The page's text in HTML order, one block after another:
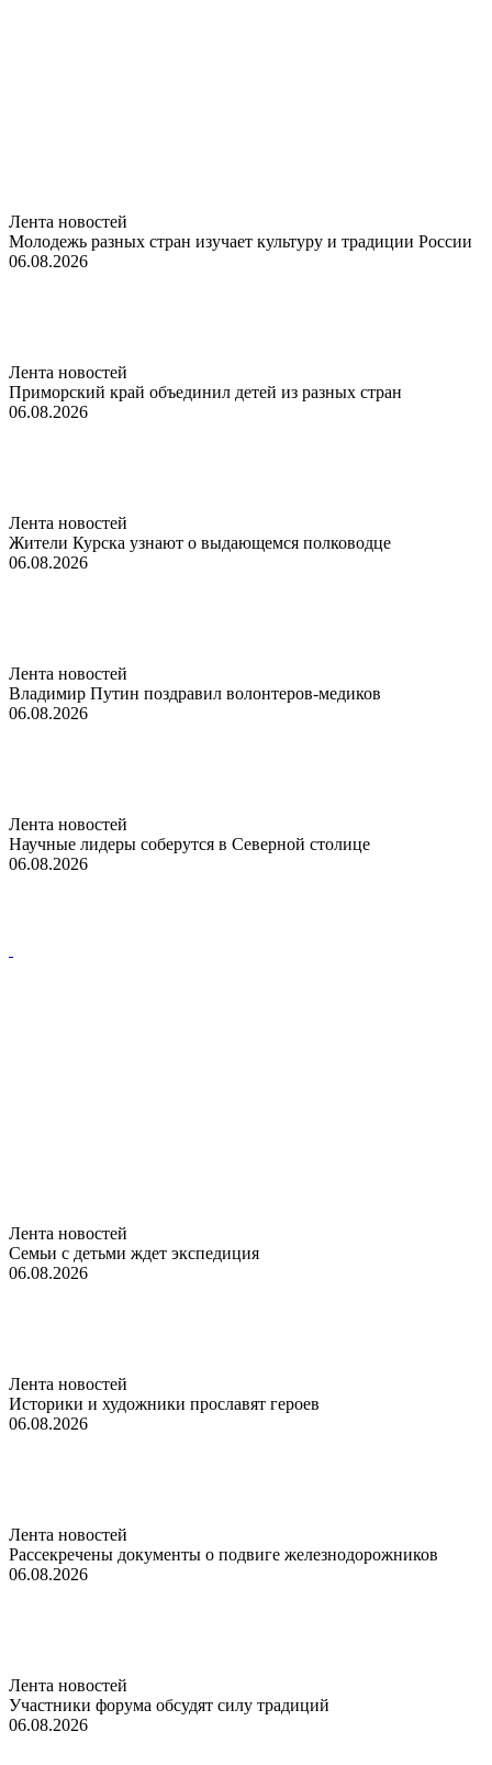
Лента новостей
Молодежь разных стран изучает культуру и традиции России
06.08.2026
Лента новостей
Приморский край объединил детей из разных стран
06.08.2026
Лента новостей
Жители Курска узнают о выдающемся полководце
06.08.2026
Лента новостей
Владимир Путин поздравил волонтеров-медиков
06.08.2026
Лента новостей
Научные лидеры соберутся в Северной столице
06.08.2026
Лента новостей
Семьи с детьми ждет экспедиция
06.08.2026
Лента новостей
Историки и художники прославят героев
06.08.2026
Лента новостей
Рассекречены документы о подвиге железнодорожников
06.08.2026
Лента новостей
Участники форума обсудят силу традиций
06.08.2026